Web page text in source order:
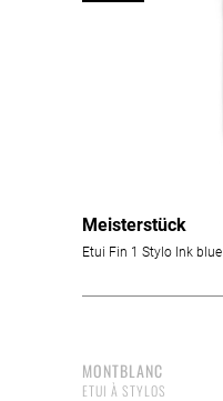
Meisterstück
Etui Fin 1 Stylo Ink blue
MONTBLANC
ETUI À STYLOS